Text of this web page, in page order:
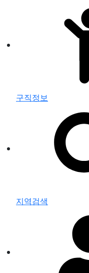
구직정보
지역검색